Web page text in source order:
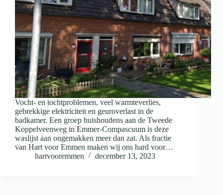
Vocht- en tochtproblemen, veel warmteverlies,
gebrekkige elektriciteit en geuroverlast in de
badkamer. Een groep huishoudens aan de Tweede
Koppelveenweg in Emmer-Compascuum is deze
waslijst aan ongemakken meer dan zat. Als fractie
van Hart voor Emmen maken wij ons hard voor…
hartvooremmen
december 13, 2023